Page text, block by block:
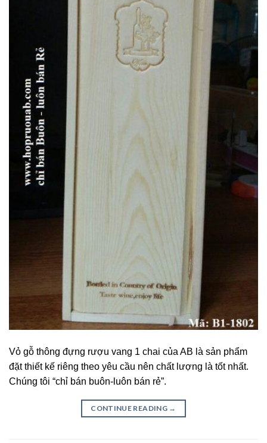
Vỏ gỗ thông đựng rượu vang 1 chai của AB là sản phẩm
đặt thiết kế riêng theo yêu cầu nên chất lượng là tốt nhất.
Chúng tôi “chỉ bán buôn-luôn bán rẻ”.
CONTINUE READING →